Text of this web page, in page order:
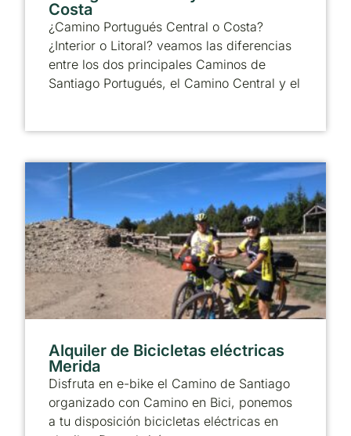
Costa
¿Camino Portugués Central o Costa?
¿Interior o Litoral? veamos las diferencias
entre los dos principales Caminos de
Santiago Portugués, el Camino Central y el
Alquiler de Bicicletas eléctricas
Merida
Disfruta en e-bike el Camino de Santiago
organizado con Camino en Bici, ponemos
a tu disposición bicicletas eléctricas en